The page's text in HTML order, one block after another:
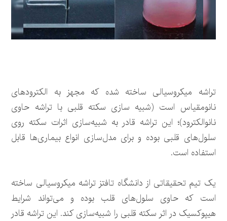
تراشه میکروسیالی ساخته شده که مجهز به الکترودهای
نانومقیاس است (شبیه سازی سکته قلبی با تراشه حاوی
نانوالکترود)؛ این تراشه قادر به شبیه‌سازی اثرات سکته روی
سلول‌های قلبی بوده و برای مدل‌سازی انواع بیماری‌ها قابل
استفاده است.
یک تیم تحقیقاتی از دانشگاه تافتز تراشه‌ میکروسیالی ساخته
است که حاوی سلول‌های قلب بوده و می‌تواند شرایط
هیپوکسیک در اثر سکته قلبی را شبیه‌سازی کند. این تراشه قادر